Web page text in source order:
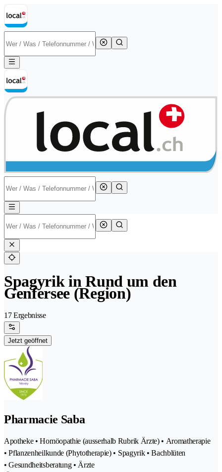
Spagyrik in Rund um den
Genfersee (Region)
17 Ergebnisse
Jetzt geöffnet
Pharmacie Saba
Apotheke • Homöopathie (ausserhalb Rubrik Ärzte) • Aromatherapie
• Pflanzenheilkunde (Phytotherapie) • Spagyrik • Bachblüten
• Gesundheitsberatung • Ärzte